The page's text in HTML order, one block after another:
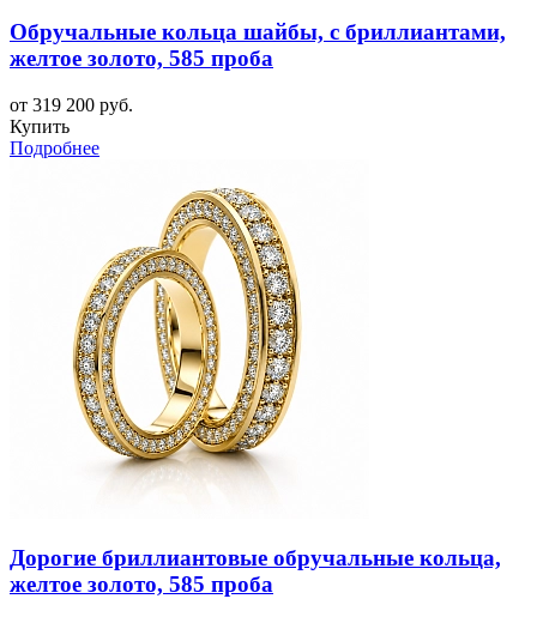
Обручальные кольца шайбы, с бриллиантами,
желтое золото, 585 проба
от 319 200 руб.
Купить
Подробнее
Дорогие бриллиантовые обручальные кольца,
желтое золото, 585 проба